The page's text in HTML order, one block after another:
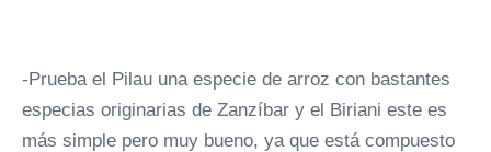
-Prueba el Pilau una especie de arroz con bastantes
especias originarias de Zanzíbar y el Biriani este es
más simple pero muy bueno, ya que está compuesto